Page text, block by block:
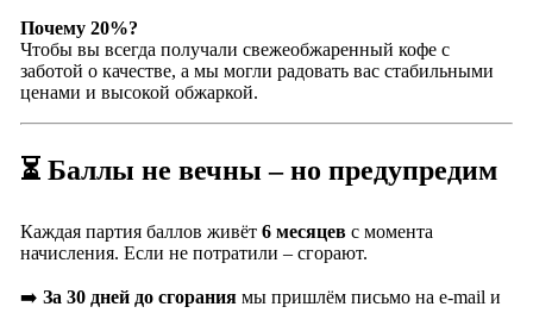
Почему 20%?
Чтобы вы всегда получали свежеобжаренный кофе с
заботой о качестве, а мы могли радовать вас стабильными
ценами и высокой обжаркой.
⏳ Баллы не вечны – но предупредим
Каждая партия баллов живёт 6 месяцевс момента
начисления. Если не потратили – сгорают.
➡️ За 30 дней до сгораниямы пришлём письмо на e-mail и